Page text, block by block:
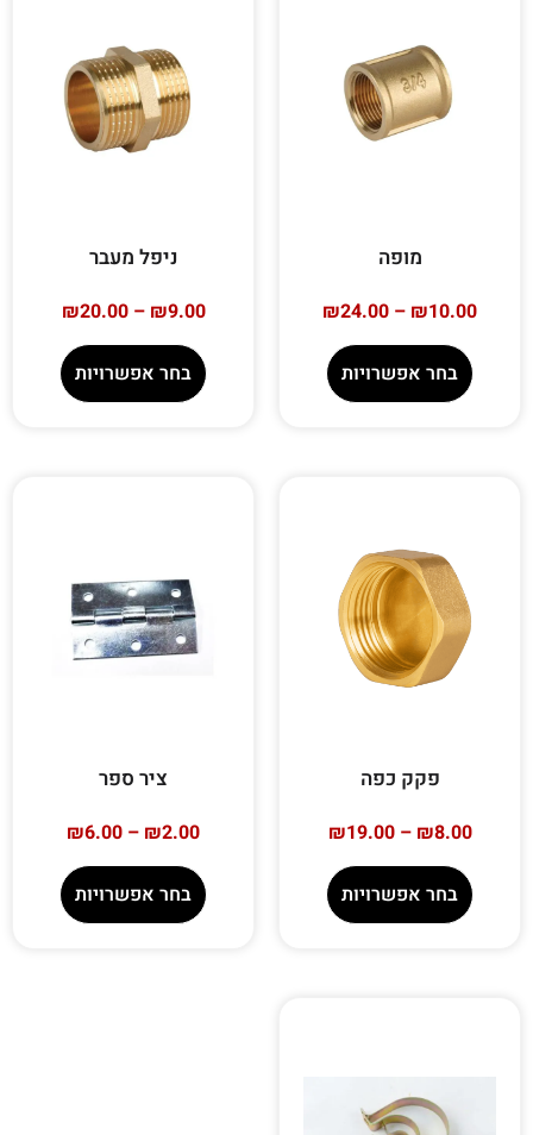
מופה
₪10.00
–
₪24.00
בחר אפשרויות
ניפל מעבר
₪9.00
–
₪20.00
בחר אפשרויות
פקק כפה
₪8.00
–
₪19.00
בחר אפשרויות
ציר ספר
₪2.00
–
₪6.00
בחר אפשרויות